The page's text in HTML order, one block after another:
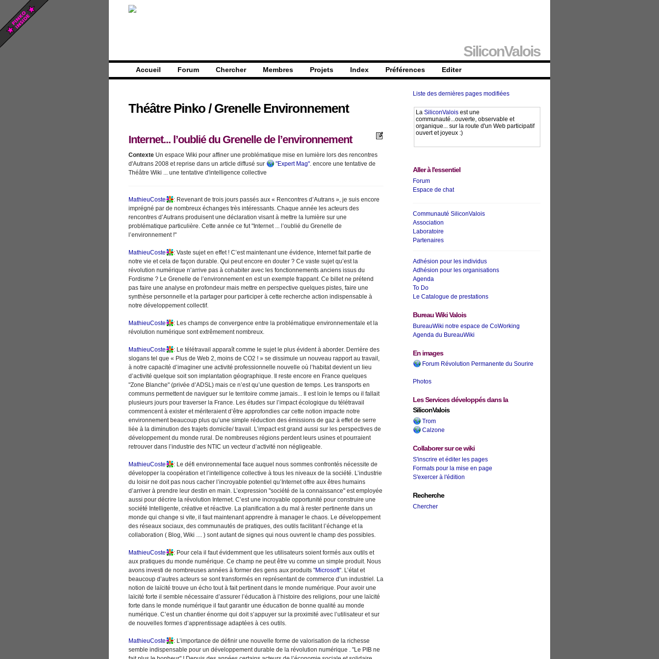
SiliconValois
Accueil Forum Chercher Membres Projets Index Préférences Editer
Théâtre Pinko / Grenelle Environnement
Internet... l’oublié du Grenelle de l’environnement
Contexte Un espace Wiki pour affiner une problématique mise en lumière lors des rencontres
d'Autrans 2008 et reprise dans un article diffusé sur
"Expert Mag". encore une tentative de
Théâtre Wiki ... une tentative d'intelligence collective
MathieuCoste
: Revenant de trois jours passés aux « Rencontres d’Autrans », je suis encore
imprégné par de nombreux échanges très intéressants. Chaque année les acteurs des
rencontres d’Autrans produisent une déclaration visant à mettre la lumière sur une
problématique particulière. Cette année ce fut "Internet ... l’oublié du Grenelle de
l’environnement !"
MathieuCoste
: Vaste sujet en effet ! C’est maintenant une évidence, Internet fait partie de
notre vie et cela de façon durable. Qui peut encore en douter ? Ce vaste sujet qu’est la
révolution numérique n’arrive pas à cohabiter avec les fonctionnements anciens issus du
Fordisme ? Le Grenelle de l’environnement en est un exemple frappant. Ce billet ne prétend
pas faire une analyse en profondeur mais mettre en perspective quelques pistes, faire une
synthèse personnelle et la partager pour participer à cette recherche action indispensable à
notre développement collectif.
MathieuCoste
: Les champs de convergence entre la problématique environnementale et la
révolution numérique sont extrêmement nombreux.
MathieuCoste
: Le télétravail apparaît comme le sujet le plus évident à aborder. Derrière des
slogans tel que « Plus de Web 2, moins de CO2 ! » se dissimule un nouveau rapport au travail,
à notre capacité d’imaginer une activité professionnelle nouvelle où l’habitat devient un lieu
d’activité quelque soit son implantation géographique. Il reste encore en France quelques
"Zone Blanche" (privée d’ADSL) mais ce n’est qu’une question de temps. Les transports en
communs permettent de naviguer sur le territoire comme jamais... Il est loin le temps ou il fallait
plusieurs jours pour traverser la France. Les études sur l’impact écologique du télétravail
commencent à exister et mériteraient d’être approfondies car cette notion impacte notre
environnement beaucoup plus qu’une simple réduction des émissions de gaz à effet de serre
liée à la diminution des trajets domicile/ travail. L’impact est grand aussi sur les perspectives de
développement du monde rural. De nombreuses régions perdent leurs usines et pourraient
retrouver dans l’industrie des NTIC un vecteur d’activité non négligeable.
MathieuCoste
: Le défi environnemental face auquel nous sommes confrontés nécessite de
développer la coopération et l’intelligence collective à tous les niveaux de la société. L’industrie
du loisir ne doit pas nous cacher l’incroyable potentiel qu’Internet offre aux êtres humains
d’arriver à prendre leur destin en main. L’expression "société de la connaissance" est employée
aussi pour décrire la révolution Internet. C’est une incroyable opportunité pour construire une
société Intelligente, créative et réactive. La planification a du mal à rester pertinente dans un
monde qui change si vite, il faut maintenant apprendre à manager le chaos. Le développement
des réseaux sociaux, des communautés de pratiques, des outils facilitant l’échange et la
collaboration ( Blog, Wiki .... ) sont autant de signes qui nous ouvrent le champ des possibles.
MathieuCoste
: Pour cela il faut évidemment que les utilisateurs soient formés aux outils et
aux pratiques du monde numérique. Ce champ ne peut être vu comme un simple produit. Nous
avons investi de nombreuses années à former des gens aux produits "Microsoft". L’état et
beaucoup d’autres acteurs se sont transformés en représentant de commerce d’un industriel. La
notion de laïcité trouve un écho tout à fait pertinent dans le monde numérique. Pour avoir une
laïcité forte il semble nécessaire d’assurer l’éducation à l’histoire des religions, pour une laïcité
forte dans le monde numérique il faut garantir une éducation de bonne qualité au monde
numérique. C’est un chantier énorme qui doit s’appuyer sur la proximité avec l’utilisateur et sur
de nouvelles formes d’apprentissage adaptées à ces outils.
MathieuCoste
: L’importance de définir une nouvelle forme de valorisation de la richesse
semble indispensable pour un développement durable de la révolution numérique . "Le PIB ne
Liste des dernières pages modifiées
La SiliconValois est une
communauté...ouverte, observable et
organique... sur la route d'un Web participatif
ouvert et joyeux :)
Aller à l'essentiel
Forum
Espace de chat
Communauté SiliconValois
Association
Laboratoire
Partenaires
Adhésion pour les individus
Adhésion pour les organisations
Agenda
To Do
Le Catalogue de prestations
Bureau Wiki Valois
BureauWiki notre espace de CoWorking
Agenda du BureauWiki
En images
Forum Révolution Permanente du Sourire
Photos
Les Services développés dans la
SiliconValois
Trom
Calzone
Collaborer sur ce wiki
S'inscrire et éditer les pages
Formats pour la mise en page
S'exercer à l'édition
Recherche
Chercher